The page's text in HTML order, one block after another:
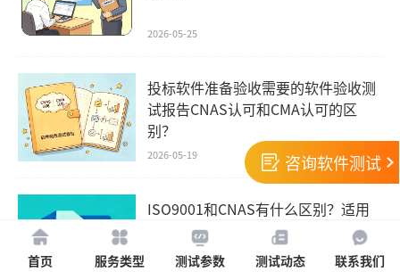
2026-05-25
投标软件准备验收需要的软件验收测
试报告CNAS认可和CMA认可的区
别？
2026-05-19
ISO9001和CNAS有什么区别？适用
测试场景对比
2026-04-16
咨询软件测试
首页 服务类型 测试参数 测试动态 联系我们